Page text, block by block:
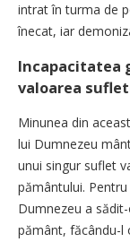
intrat în turma de
înecat, iar
Incapacitatea
valoarea
Minunea din
lui Dumnezeu
unui singur suflet
pământului.
Dumnezeu a
pământ, făcându-l